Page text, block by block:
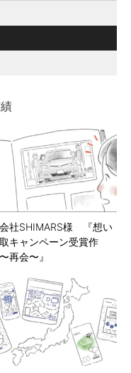
社SHIMARS様 『想い
キャンペーン受賞作
再会〜』